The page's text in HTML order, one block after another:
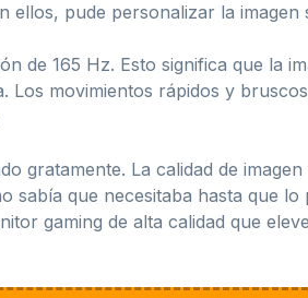
pude personalizar la imagen
de 165 Hz. Esto significa que la
movimientos rápidos y
gratamente. La calidad de
sabía que necesitaba hasta que
gaming de alta calidad que